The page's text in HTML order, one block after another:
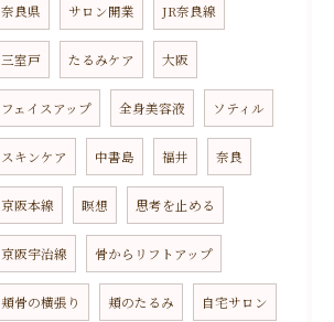
奈良県 サロン開業 JR奈良線
三室戸 たるみケア 大阪
フェイスアップ 全身美容液 ソティル
スキンケア 中書島 福井 奈良
京阪本線 瞑想 思考を止める
京阪宇治線 骨からリフトアップ
頬骨の横張り 頬のたるみ 自宅サロン